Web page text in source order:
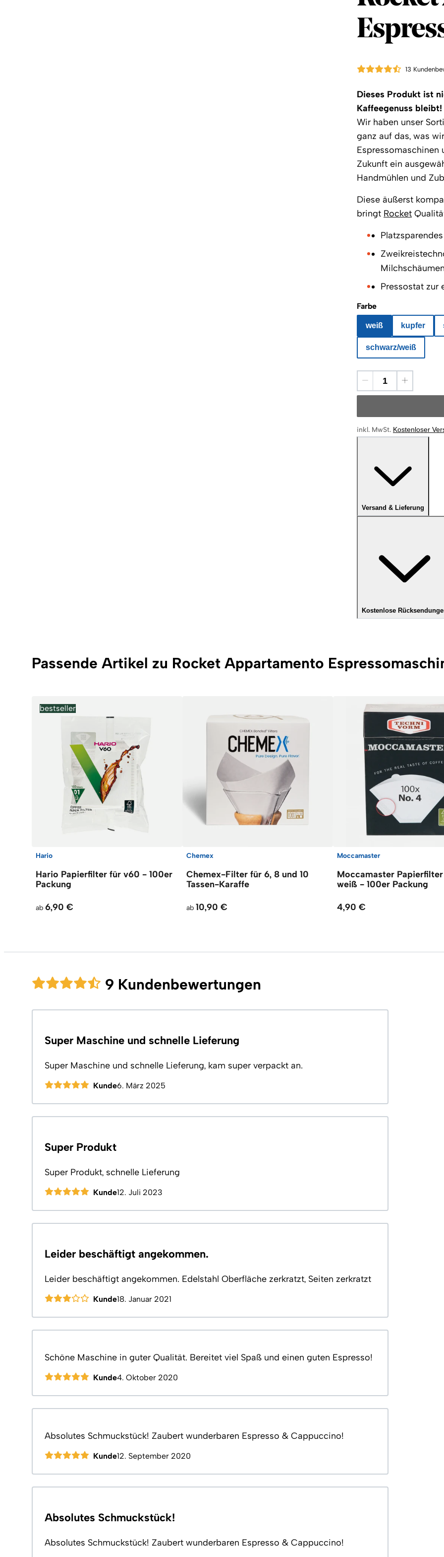
Farbe
weiß kupfer
schwarz/weiß
13
Dieses Produkt ist
Kaffeegenuss bleibt!
Wir haben unser
ganz auf das, was
Espressomaschinen
Zukunft ein
Handmühlen und
Diese äußerst
bringt Rocket
Pressostat zur
inkl. MwSt. Kostenloser
Versand & Lieferung
Kostenlose
Passende Artikel zu Rocket Appartamento
bestseller
Hario
Hario Papierfilter für v60 - 100er
Packung
ab 6,90 €
Chemex
Chemex-Filter für 6, 8 und 10
Tassen-Karaffe
ab 10,90 €
Moccamaster
Moccamaster
weiß - 100er Packung
4,90 €
9 Kundenbewertungen
Super Maschine und schnelle Lieferung
Super Maschine und schnelle Lieferung, kam super verpackt an.
Kunde6. März 2025
Super Produkt
Super Produkt, schnelle Lieferung
Kunde12. Juli 2023
Leider beschäftigt angekommen.
Leider beschäftigt angekommen. Edelstahl Oberfläche zerkratzt, Seiten zerkratzt
Kunde18. Januar 2021
Schöne Maschine in guter Qualität. Bereitet viel Spaß und einen guten Espresso!
Kunde4. Oktober 2020
Absolutes Schmuckstück! Zaubert wunderbaren Espresso & Cappuccino!
Kunde12. September 2020
Absolutes Schmuckstück!
Absolutes Schmuckstück! Zaubert wunderbaren Espresso & Cappuccino!